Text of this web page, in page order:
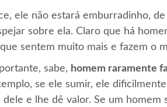
ele não estará emburradinho, de
sobre ela. Claro que há
sentem muito mais e fazem o
sabe, homem raramente
se ele sumir, ele
e lhe dê valor. Se um homem